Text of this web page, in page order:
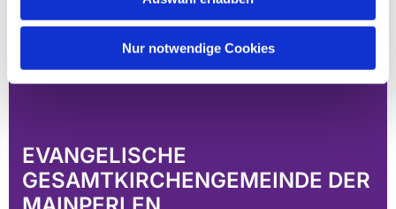
Nur notwendige Cookies
EVANGELISCHE
GESAMTKIRCHENGEMEINDE DER